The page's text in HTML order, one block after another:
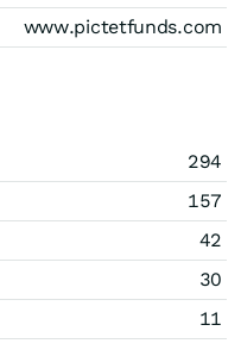
www.pictetfunds.com
294
157
42
30
11